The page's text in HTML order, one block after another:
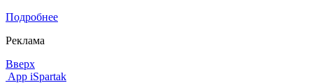
Подробнее
Реклама
Вверх
App iSpartak